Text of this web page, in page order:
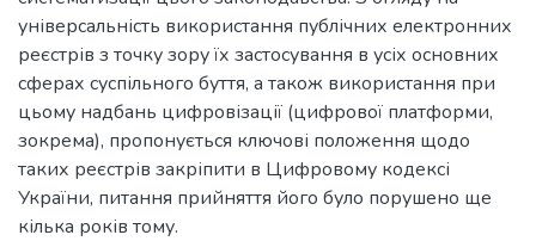
універсальність використання публічних електронних
реєстрів з точку зору їх застосування в усіх основних
сферах суспільного буття, а також використання при
цьому надбань цифровізації (цифрової платформи,
зокрема), пропонується ключові положення щодо
таких реєстрів закріпити в Цифровому кодексі
України, питання прийняття його було порушено ще
кілька років тому.